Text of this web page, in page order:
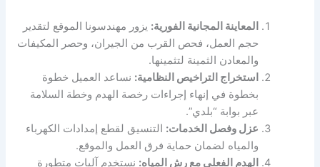
المعاينة المجانية الفورية: يزور مهندسونا الموقع لتقدير
حجم العمل، فحص القرب من الجيران، وحصر المكيفات
والمعادن الثمينة لتثمينها.
استخراج التراخيص النظامية: نساعد العميل خطوة
بخطوة في إنهاء إجراءات رخصة الهدم وخطة السلامة
عبر بوابة “بلدي”.
عزل وفصل الخدمات: التنسيق لقطع إمدادات الكهرباء
والمياه لضمان حماية فرق العمل والموقع.
الهدم الفعلي مع رش المياه: نستخدم آليات متطورة